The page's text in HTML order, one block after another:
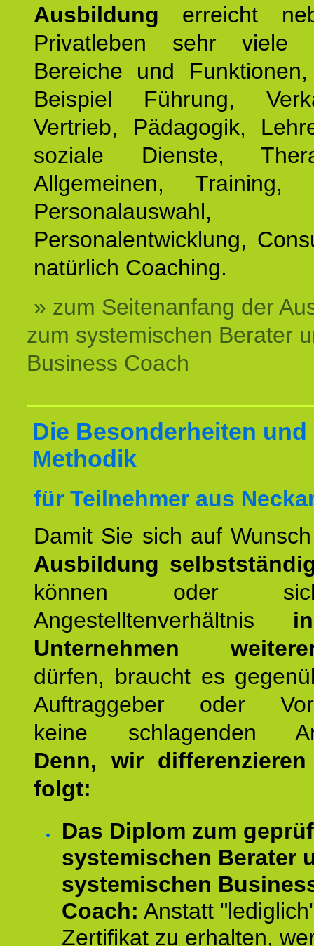
Ausbildung erreicht
Privatleben sehr viele
Bereiche und
Beispiel Führung,
Vertrieb, Pädagogik,
soziale Dienste,
Allgemeinen, Training,
Personalauswahl,
Personalentwicklung,
natürlich Coaching.
» zum Seitenanfang der
zum systemischen Berater
Business Coach
Die Besonderheiten und
Methodik
für Teilnehmer aus
Damit Sie sich auf
Ausbildung
können oder
Angestelltenverhältnis
Unternehmen
dürfen, braucht es
Auftraggeber oder
keine schlagenden
Denn, wir
folgt:
Das Diplom zum
systemischen Berater
systemischen
Coach: Anstatt
Zertifikat zu erhalten,